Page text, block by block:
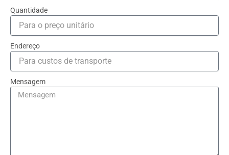
Quantidade
Endereço
Mensagem